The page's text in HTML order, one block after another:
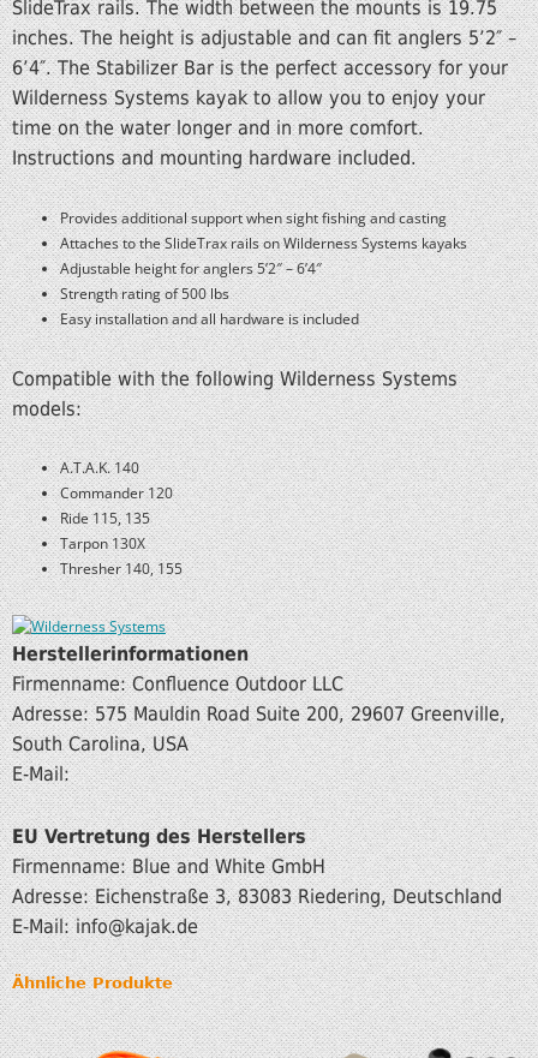
SlideTrax rails. The width between the mounts is 19.75
inches. The height is adjustable and can fit anglers 5’2″ –
6’4″. The Stabilizer Bar is the perfect accessory for your
Wilderness Systems kayak to allow you to enjoy your
time on the water longer and in more comfort.
Instructions and mounting hardware included.
Provides additional support when sight fishing and casting
Attaches to the SlideTrax rails on Wilderness Systems kayaks
Adjustable height for anglers 5’2″ – 6’4″
Strength rating of 500 lbs
Easy installation and all hardware is included
Compatible with the following Wilderness Systems
models:
A.T.A.K. 140
Commander 120
Ride 115, 135
Tarpon 130X
Thresher 140, 155
Herstellerinformationen
Firmenname: Confluence Outdoor LLC
Adresse: 575 Mauldin Road Suite 200, 29607 Greenville,
South Carolina, USA
E-Mail:
EU Vertretung des Herstellers
Firmenname: Blue and White GmbH
Adresse: Eichenstraße 3, 83083 Riedering, Deutschland
E-Mail: info@kajak.de
Ähnliche Produkte